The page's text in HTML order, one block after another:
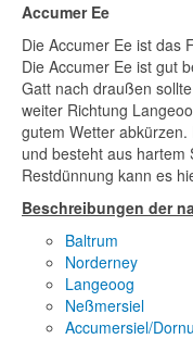
Accumer Ee
Die Accumer Ee ist das
Die Accumer Ee ist gut
Gatt nach draußen
weiter Richtung
gutem Wetter
und besteht aus hartem
Restdünnung kann es
Beschreibungen der
Baltrum
Norderney
Langeoog
Neßmersiel
Accumersiel/